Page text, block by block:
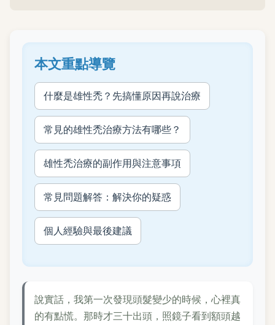
本文重點導覽
什麼是雄性禿？先搞懂原因再說治療
常見的雄性禿治療方法有哪些？
雄性禿治療的副作用與注意事項
常見問題解答：解決你的疑惑
個人經驗與最後建議
說實話，我第一次發現頭髮變少的時候，心裡真
的有點慌。那時才三十出頭，照鏡子看到額頭越